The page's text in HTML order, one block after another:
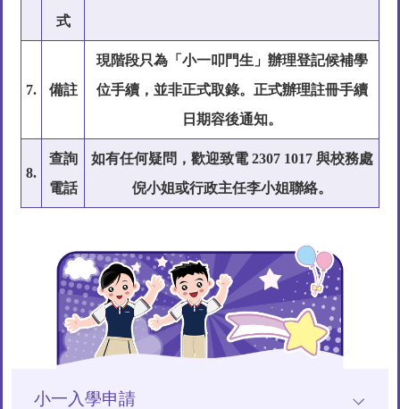
式
7. 備註
現階段只為「小一叩門生」辦理登記候補學
位手續， 並非正式取錄。正式辦理註冊手續
日期容後通知。
8.
查詢
電話
如有任何疑問，歡迎致電2307 1017與校務處
倪小姐或行政主任李小姐聯絡。
Main
navigation
小一入學申請